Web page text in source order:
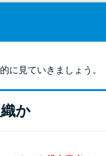
に見ていきましょう。
か